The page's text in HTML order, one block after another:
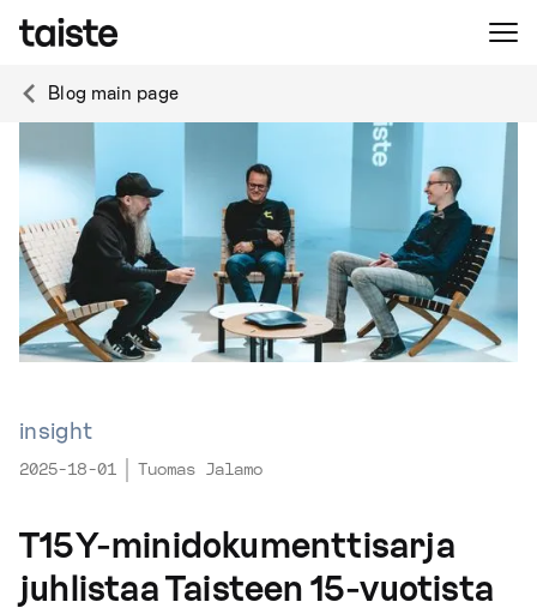
Blog main page
insight
2025-18-01 Tuomas Jalamo
T15Y-minidokumenttisarja
juhlistaa Taisteen 15-vuotista